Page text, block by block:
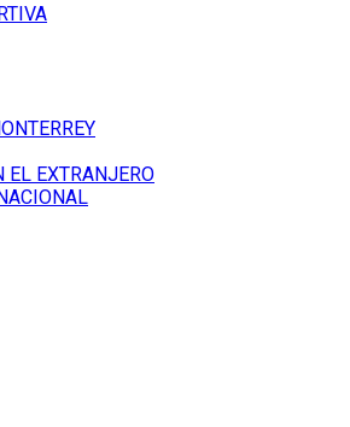
EL EXTRANJERO